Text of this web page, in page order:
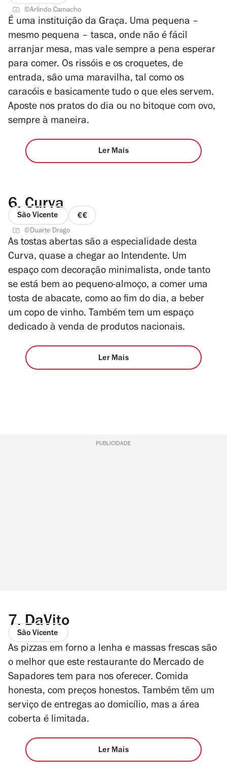
©Arlindo Camacho
É uma instituição da Graça. Uma pequena –
mesmo pequena – tasca, onde não é fácil
arranjar mesa, mas vale sempre a pena esperar
para comer. Os rissóis e os croquetes, de
entrada, são uma maravilha, tal como os
caracóis e basicamente tudo o que eles servem.
Aposte nos pratos do dia ou no bitoque com ovo,
sempre à maneira.
Ler Mais
6. Curva
São Vicente
preço
de
4
©Duarte Drago
As tostas abertas são a especialidade desta
Curva, quase a chegar ao Intendente. Um
espaço com decoração minimalista, onde tanto
se está bem ao pequeno-almoço, a comer uma
tosta de abacate, como ao fim do dia, a beber
um copo de vinho. Também tem um espaço
dedicado à venda de produtos nacionais.
Ler Mais
PUBLICIDADE
7. DaVito
São Vicente
As pizzas em forno a lenha e massas frescas são
o melhor que este restaurante do Mercado de
Sapadores tem para nos oferecer. Comida
honesta, com preços honestos. Também têm um
serviço de entregas ao domicílio, mas a área
coberta é limitada.
Ler Mais